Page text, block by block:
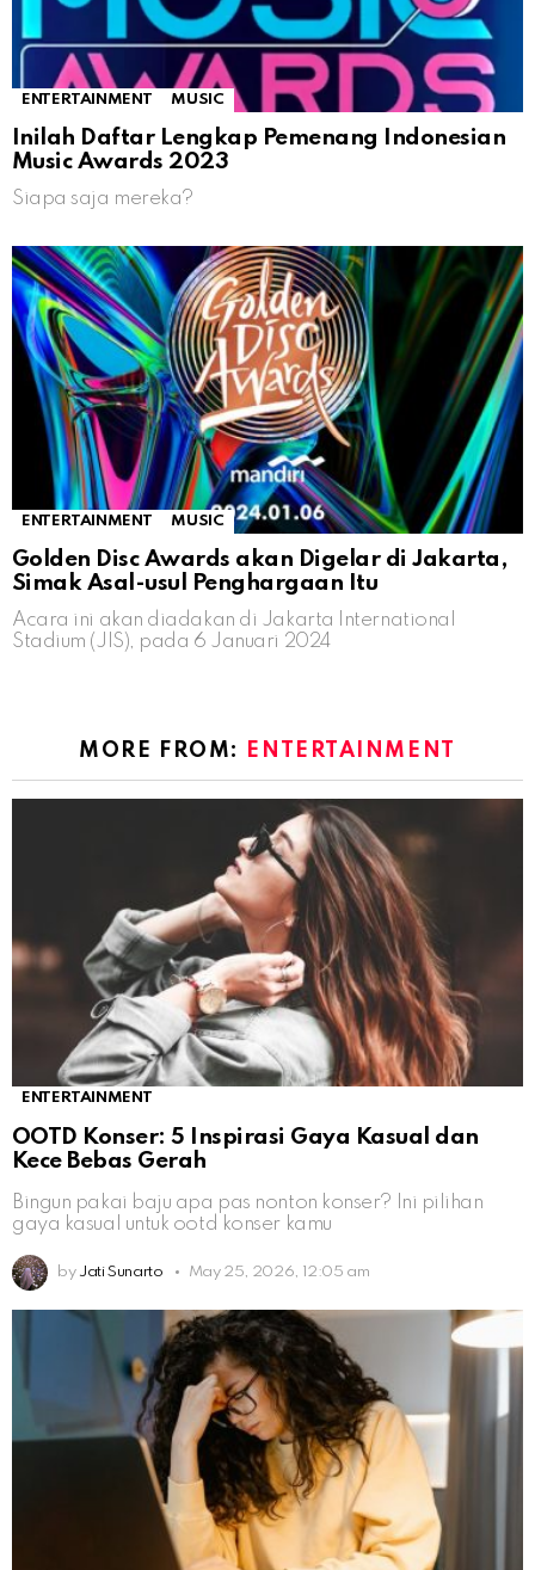
ENTERTAINMENT MUSIC
Inilah Daftar Lengkap Pemenang Indonesian
Music Awards 2023
Siapa saja mereka?
ENTERTAINMENT MUSIC
Golden Disc Awards akan Digelar di Jakarta,
Simak Asal-usul Penghargaan Itu
Acara ini akan diadakan di Jakarta International
Stadium (JIS), pada 6 Januari 2024
MORE FROM: ENTERTAINMENT
ENTERTAINMENT
OOTD Konser: 5 Inspirasi Gaya Kasual dan
Kece Bebas Gerah
Bingun pakai baju apa pas nonton konser? Ini pilihan
gaya kasual untuk ootd konser kamu
by Jati Sunarto May 25, 2026, 12:05 am